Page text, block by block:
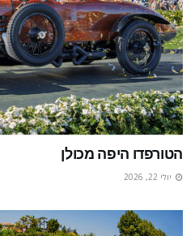
הטורפדו היפה מכולן
יולי 22, 2026